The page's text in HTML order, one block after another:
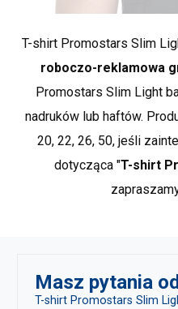
fotograficzna
wykonania
zalety druku
drukowaniu
Wydruk
sitodrukiem
po możliwość
klatka
*przybliżone wymiary +/-
Marka PROMOSTARS to
wydaniu. Naszą bazę
a wykorzystywane
jakości i trwałości.
przeznaczona do
T-shirt Promostars Slim
roboczo-reklamowa
Promostars Slim Light
nadruków lub haftów.
20, 22, 26, 50, jeśli
dotycząca "T-shirt
Masz pytania
T-shirt Promostars Slim